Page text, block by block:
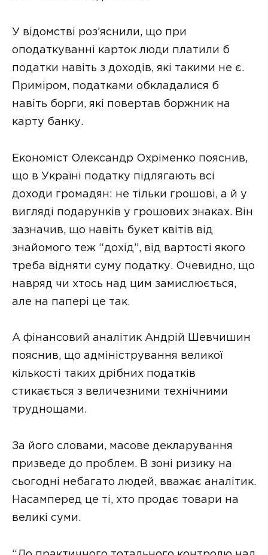
У відомстві роз’яснили, що при
оподаткуванні карток люди платили б
податки навіть з доходів, які такими не є.
Приміром, податками обкладалися б
навіть борги, які повертав боржник на
карту банку.
Економіст Олександр Охріменко пояснив,
що в Україні податку підлягають всі
доходи громадян: не тільки грошові, а й у
вигляді подарунків у грошових знаках. Він
зазначив, що навіть букет квітів від
знайомого теж “дохід”, від вартості якого
треба відняти суму податку. Очевидно, що
навряд чи хтось над цим замислюється,
але на папері це так.
А фінансовий аналітик Андрій Шевчишин
пояснив, що адміністрування великої
кількості таких дрібних податків
стикається з величезними технічними
труднощами.
За його словами, масове декларування
призведе до проблем. В зоні ризику на
сьогодні небагато людей, вважає аналітик.
Насамперед це ті, хто продає товари на
великі суми.